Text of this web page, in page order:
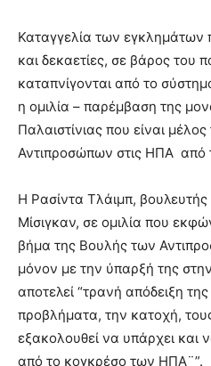
Καταγγελία των εγκλημάτων
και δεκαετίες, σε βάρος του
καταπνίγονται από το
η ομιλία – παρέμβαση της
Παλαιστίνιας που είναι
Αντιπροσώπων στις ΗΠΑ από
Η Ρασίντα Τλάιμπ,
Μίσιγκαν, σε ομιλία που
βήμα της Βουλής των
μόνον με την ύπαρξή της
αποτελεί “τρανή απόδειξη
προβλήματα, την κατοχή,
εξακολουθεί να υπάρχει και
από το κογκρέσο των ΗΠΑ¨”.